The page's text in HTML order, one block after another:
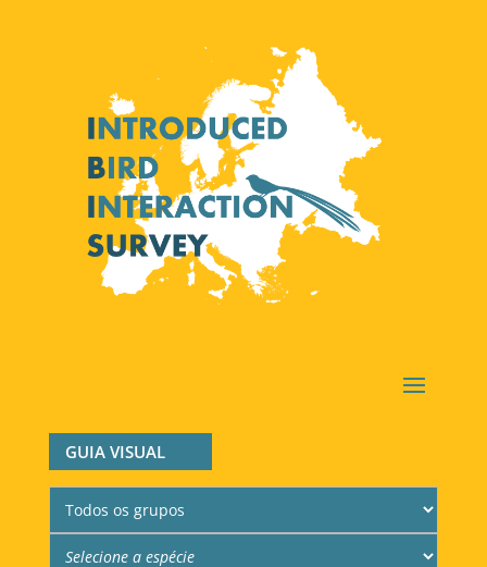
GUIA VISUAL